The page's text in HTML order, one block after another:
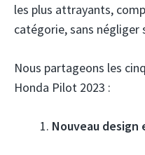
les plus attrayants,
catégorie, sans négliger
Nous partageons les
Honda Pilot 2023 :
Nouveau